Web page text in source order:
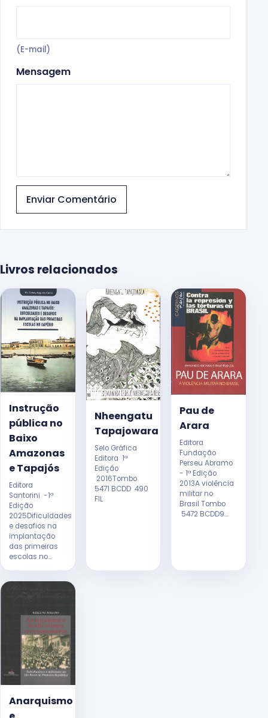
(E-mail)
Mensagem
Enviar Comentário
Livros relacionados
Instrução
pública no
Baixo
Amazonas
e Tapajós
Editora
Santorini -1ª
Edição
2025Dificuldades
e desafios na
implantação
das primeiras
escolas no...
Nheengatu
Tapajowara
Selo Gráfica
Editora 1ª
Edição
2016Tombo
5471 BCDD 490
FIL
Pau de
Arara
Editora
Fundação
Perseu Abramo
- 1ª Edição
2013A violência
militar no
Brasil Tombo
5472 BCDD9...
Anarquismo